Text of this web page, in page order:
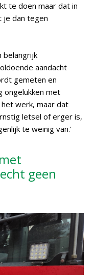
te doen maar dat in
je dan tegen
belangrijk
aandacht
gemeten en
ongelukken met
werk, maar dat
letsel of erger is,
te weinig van.'
geen